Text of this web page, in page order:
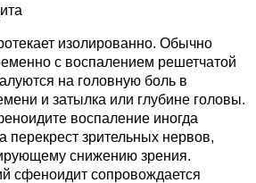
изолированно. Обычно
с воспалением решетчатой
на головную боль в
и затылка или глубине головы.
воспаление иногда
перекрест зрительных нервов,
снижению зрения.
сфеноидит сопровождается